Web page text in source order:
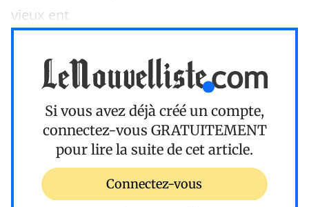
vieux ent
Si vous avez déjà créé un compte,
connectez-vous GRATUITEMENT
pour lire la suite de cet article.
Connectez-vous